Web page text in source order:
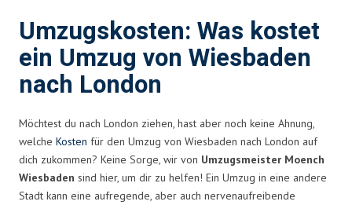
Umzugskosten: Was kostet
ein Umzug von Wiesbaden
nach London
Möchtest du nach London ziehen, hast aber noch keine Ahnung,
welche Kosten für den Umzug von Wiesbaden nach London auf
dich zukommen? Keine Sorge, wir von Umzugsmeister Moench
Wiesbaden sind hier, um dir zu helfen! Ein Umzug in eine andere
Stadt kann eine aufregende, aber auch nervenaufreibende